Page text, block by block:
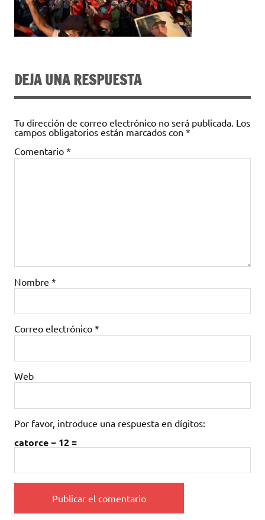
DEJA UNA RESPUESTA
Tu dirección de correo electrónico no será publicada. Los
campos obligatorios están marcados con *
Comentario *
Nombre *
Correo electrónico *
Web
Por favor, introduce una respuesta en dígitos:
catorce − 12 =